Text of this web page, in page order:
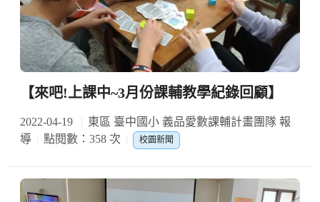
【來吧!上課中~3月份課輔教學紀錄回顧】
2022-04-19
東區 臺中國小 義品愛數課輔計畫團隊 報
導
點閱數：358 次 校園新聞